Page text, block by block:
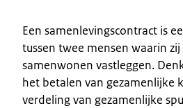
Een samenlevingscontract is
tussen twee mensen waarin
samenwonen vastleggen.
het betalen van gezamenlijke
verdeling van gezamenlijke